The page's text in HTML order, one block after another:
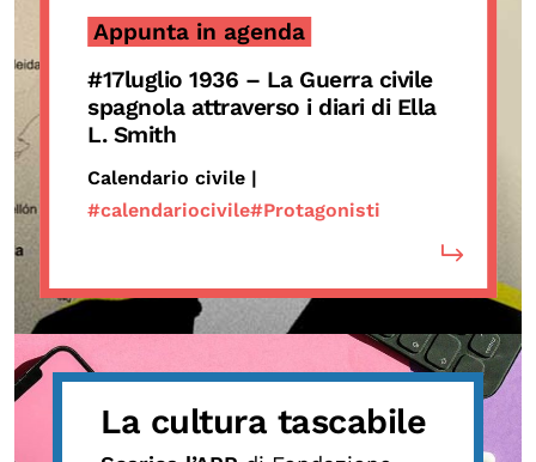
Appunta in agenda
#17luglio 1936 – La Guerra civile
spagnola attraverso i diari di Ella
L. Smith
Calendario civile |
#calendariocivile#Protagonisti
La cultura tascabile